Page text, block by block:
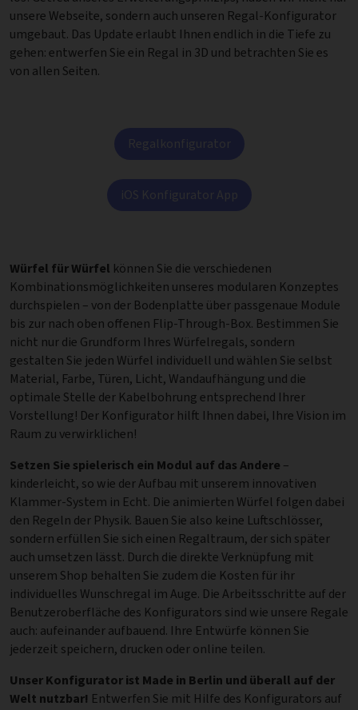
unsere Webseite, sondern auch unseren Regal-Konfigurator
umgebaut. Das Update erlaubt Ihnen endlich in die Tiefe zu
gehen: entwerfen Sie ein Regal in 3D und betrachten Sie es
von allen Seiten.
Regalkonfigurator
iOS Konfigurator App
Würfel für Würfel können Sie die verschiedenen
Kombinationsmöglichkeiten unseres modularen Konzeptes
durchspielen – von der Bodenplatte über passgenaue Module
bis zur nach oben offenen Flip-Through-Box. Bestimmen Sie
nicht nur die Grundform Ihres Würfelregals, sondern
gestalten Sie jeden Würfel individuell und wählen Sie selbst
Material, Farbe, Türen, Licht, Wandaufhängung und die
optimale Stelle der Kabelbohrung entsprechend Ihrer
Vorstellung! Der Konfigurator hilft Ihnen dabei, Ihre Vision im
Raum zu verwirklichen!
Setzen Sie spielerisch ein Modul auf das Andere –
kinderleicht, so wie der Aufbau mit unserem innovativen
Klammer-System in Echt. Die animierten Würfel folgen dabei
den Regeln der Physik. Bauen Sie also keine Luftschlösser,
sondern erfüllen Sie sich einen Regaltraum, der sich später
auch umsetzen lässt. Durch die direkte Verknüpfung mit
unserem Shop behalten Sie zudem die Kosten für ihr
individuelles Wunschregal im Auge. Die Arbeitsschritte auf der
Benutzeroberfläche des Konfigurators sind wie unsere Regale
auch: aufeinander aufbauend. Ihre Entwürfe können Sie
jederzeit speichern, drucken oder online teilen.
Unser Konfigurator ist Made in Berlin und überall auf der
Welt nutzbar! Entwerfen Sie mit Hilfe des Konfigurators auf